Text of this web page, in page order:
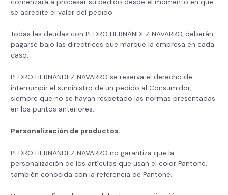
se acredite el valor del pedido.
Todas las deudas con PEDRO HERNÁNDEZ NAVARRO, deberán
pagarse bajo las directrices que marque la empresa en cada
caso.
PEDRO HERNÁNDEZ NAVARRO se reserva el derecho de
interrumpir el suministro de un pedido al Consumidor,
siempre que no se hayan respetado las normas presentadas
en los puntos anteriores.
Personalización de productos.
PEDRO HERNÁNDEZ NAVARRO no garantiza que la
personalización de los artículos que usan el color Pantone,
también conocida con la referencia de Pantone.